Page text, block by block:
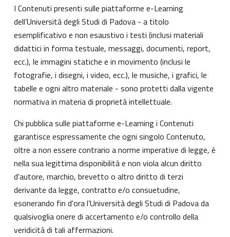
I Contenuti presenti sulle piattaforme e-Learning
dell’Università degli Studi di Padova - a titolo
esemplificativo e non esaustivo i testi (inclusi materiali
didattici in forma testuale, messaggi, documenti, report,
ecc.), le immagini statiche e in movimento (inclusi le
fotografie, i disegni, i video, ecc.), le musiche, i grafici, le
tabelle e ogni altro materiale - sono protetti dalla vigente
normativa in materia di proprietà intellettuale.
Chi pubblica sulle piattaforme e-Learning i Contenuti
garantisce espressamente che ogni singolo Contenuto,
oltre a non essere contrario a norme imperative di legge, è
nella sua legittima disponibilità e non viola alcun diritto
d'autore, marchio, brevetto o altro diritto di terzi
derivante da legge, contratto e/o consuetudine,
esonerando fin d'ora l’Università degli Studi di Padova da
qualsivoglia onere di accertamento e/o controllo della
veridicità di tali affermazioni.